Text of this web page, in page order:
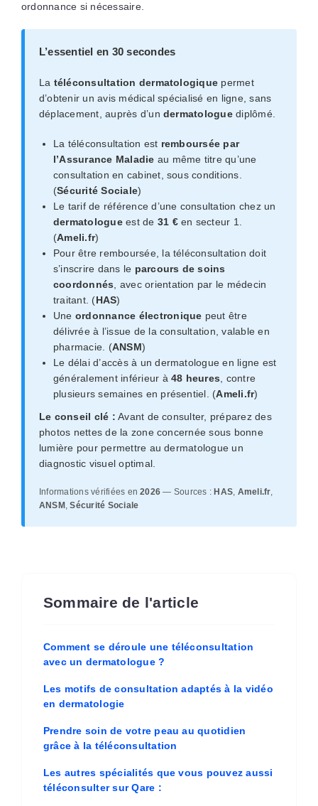
ordonnance si nécessaire.
L’essentiel en 30 secondes
La téléconsultation dermatologique permet
d’obtenir un avis médical spécialisé en ligne, sans
déplacement, auprès d’undermatologuediplômé.
La téléconsultation est remboursée par
l’Assurance Maladie au même titre qu’une
consultation en cabinet, sous conditions.
(Sécurité Sociale)
Le tarif de référence d’une consultation chez un
dermatologueest de 31 €en secteur 1.
(Ameli.fr)
Pour être remboursée, la téléconsultation doit
s’inscrire dans le parcours de soins
coordonnés , avec orientation par le médecin
traitant. (HAS)
Une ordonnance électronique peut être
délivrée à l’issue de la consultation, valable en
pharmacie. (ANSM)
Le délai d’accès à un dermatologue en ligne est
généralement inférieur à 48 heures , contre
plusieurs semaines en présentiel. (Ameli.fr)
Le conseil clé : Avant de consulter, préparez des
photos nettes de la zone concernée sous bonne
lumière pour permettre au dermatologue un
diagnostic visuel optimal.
Informations vérifiées en2026 — Sources : HAS, Ameli.fr,
ANSM ,Sécurité Sociale
Sommaire de l'article
Comment se déroule une téléconsultation
avec un dermatologue ?
Les motifs de consultation adaptés à la vidéo
en dermatologie
Prendre soin de votre peau au quotidien
grâce à la téléconsultation
Les autres spécialités que vous pouvez aussi
téléconsulter sur Qare :